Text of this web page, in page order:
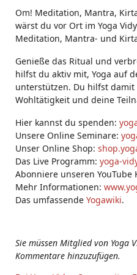
s:
Om! Meditation, Mantra,
wärst du vor Ort im Yoga
Meditation, Mantra- und
Genieße das Ritual und
hilfst du aktiv mit, Yoga auf
unterstützen. Du hilfst damit
Wohltätigkeit und deine
Hier kannst du spenden:
Unsere Online Seminare:
Unser Online Shop:
Das Live Programm: yoga-
Abonniere unseren YouTube
Mehr Informationen:
Das umfassende Yogawiki.
Sie müssen Mitglied von Yoga
Kommentare hinzuzufügen.